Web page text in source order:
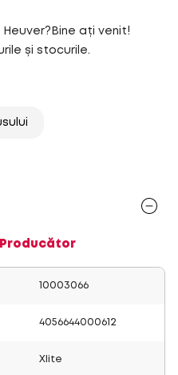
ați venit!
și stocurile.
Producător
10003066
4056644000612
Xlite